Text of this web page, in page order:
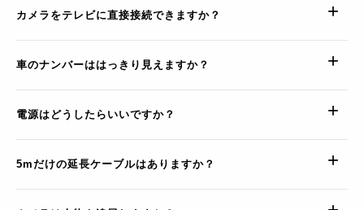
カメラをテレビに直接接続できますか？
車のナンバーははっきり見えますか？
電源はどうしたらいいですか？
5mだけの延長ケーブルはありますか？